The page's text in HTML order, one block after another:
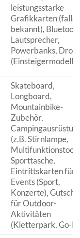
leistungsstarke
Grafikkarten (falls
bekannt),
Lautsprecher,
Powerbanks,
Skateboard,
Longboard,
Mountainbike-
Zubehör,
(z.B. Stirnlampe,
Multifunktionstool),
Sporttasche,
Eintrittskarten für
Events (Sport,
Konzerte),
für Outdoor-
Aktivitäten
(Kletterpark, Go-